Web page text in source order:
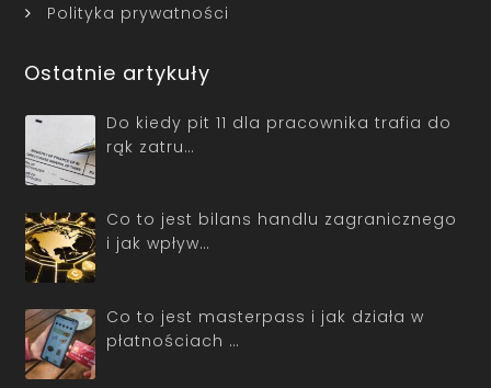
Polityka prywatności
Ostatnie artykuły
Do kiedy pit 11 dla pracownika trafia do
rąk zatru…
Co to jest bilans handlu zagranicznego
i jak wpływ…
Co to jest masterpass i jak działa w
płatnościach …